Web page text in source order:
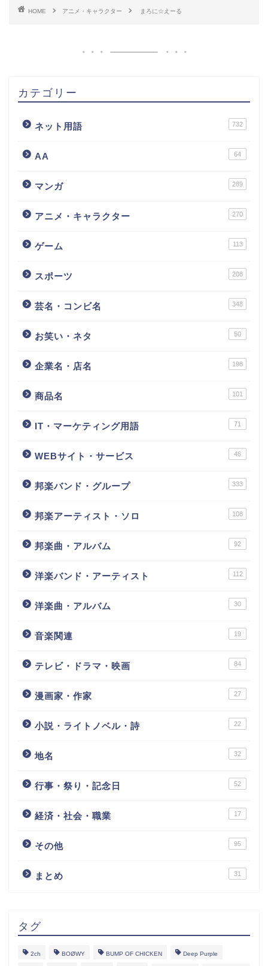
HOME アニメ・キャラクター まろに☆えーる
カテゴリー
ネット用語 732
AA 64
マンガ 289
アニメ・キャラクター 270
ゲーム 113
スポーツ 208
芸名・コンビ名 348
お笑い・ネタ 50
企業名・店名 198
商品名 101
IT・マーケティング用語 71
WEBサイト・サービス 46
邦楽バンド・グループ 333
邦楽アーティスト・ソロ 108
邦楽曲・アルバム 92
洋楽バンド・アーティスト 112
洋楽曲・アルバム 30
音楽関連 19
テレビ・ドラマ・映画 84
漫画家・作家 27
小説・ライトノベル・詩 22
地名 32
行事・祭り・記念日 52
経済・社会・職業 17
その他 95
まとめ 31
タグ
2ch BOØWY BUMP OF CHICKEN Deep Purple